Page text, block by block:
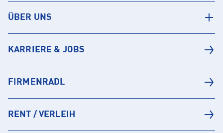
ÜBER UNS
KARRIERE & JOBS
FIRMENRADL
RENT / VERLEIH